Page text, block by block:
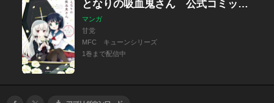
となりの吸血鬼さん 公式コミックアンソロジー
マンガ
甘党
MFC キューンシリーズ
1巻まで配信中